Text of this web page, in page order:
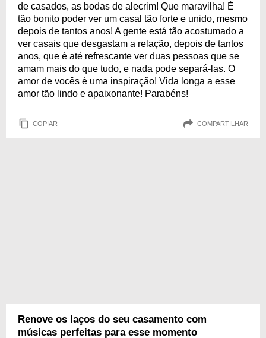
de casados, as bodas de alecrim! Que maravilha! É
tão bonito poder ver um casal tão forte e unido, mesmo
depois de tantos anos! A gente está tão acostumado a
ver casais que desgastam a relação, depois de tantos
anos, que é até refrescante ver duas pessoas que se
amam mais do que tudo, e nada pode separá-las. O
amor de vocês é uma inspiração! Vida longa a esse
amor tão lindo e apaixonante! Parabéns!
COPIAR COMPARTILHAR
Renove os laços do seu casamento com
músicas perfeitas para esse momento